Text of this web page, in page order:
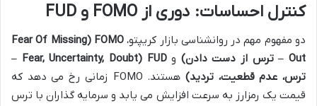
کنترل احساسات: دوری از FOMO و FUD
دو مفهوم مهم در روانشناسی بازار کریپتو،
FOMO (Fear Of Missing
Out – ترس از دست دادن)
و
FUD (Fear, Uncertainty, Doubt –
ترس، عدم قطعیت، تردید)
هستند. FOMO زمانی رخ می دهد که
قیمت یک رمزارز به سرعت افزایش می یابد و سرمایه گذاران با ترس